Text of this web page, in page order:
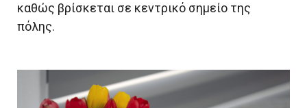
καθώς βρίσκεται σε κεντρικό σημείο της
πόλης.